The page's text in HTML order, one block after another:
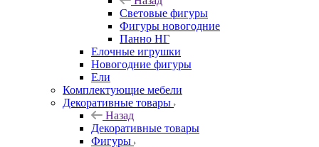
Световые фигуры
Фигуры новогодние
Панно НГ
Елочные игрушки
Новогодние фигуры
Ели
Комплектующие мебели
Декоративные товары
Назад
Декоративные товары
Фигуры